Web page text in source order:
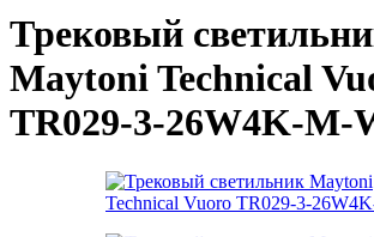
Трековый
Maytoni Technical
TR029-3-26W4K-M-